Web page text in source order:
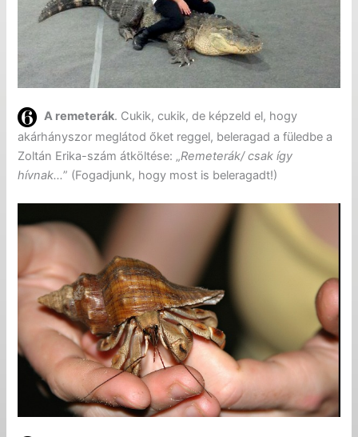
A remeterák. Cukik, cukik, de képzeld el, hogy
akárhányszor meglátod őket reggel, beleragad a füledbe a
Zoltán Erika-szám átköltése: „Remeterák/ csak így
hívnak…” (Fogadjunk, hogy most is beleragadt!)